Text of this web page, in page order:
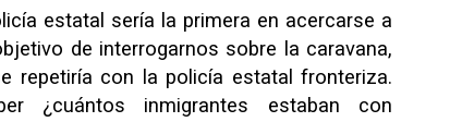
estatal sería la primera en acercarse a
de interrogarnos sobre la caravana,
repetiría con la policía estatal fronteriza.
¿cuántos inmigrantes estaban con